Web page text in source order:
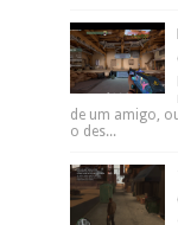
de um amigo,
o des...